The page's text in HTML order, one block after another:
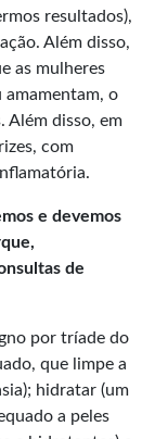
resultados),
Além disso,
as mulheres
amamentam, o
Além disso, em
com
e devemos
de
por tríade do
que limpe a
hidratar (um
a peles